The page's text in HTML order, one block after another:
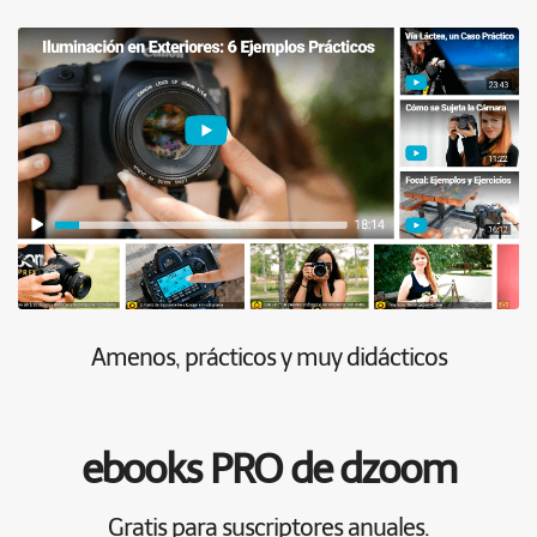
Amenos, prácticos y muy didácticos
ebooks PRO de dzoom
Gratis para suscriptores anuales.